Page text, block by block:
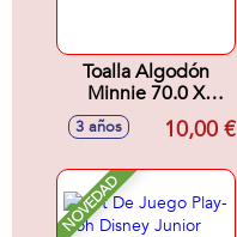
Toalla Algodón
Minnie 70.0 X
140.0 X 1.0 Cm
3 años 10,00 €
NOVEDAD